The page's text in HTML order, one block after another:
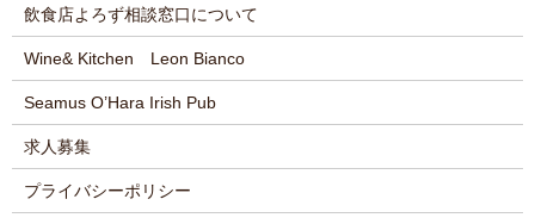
飲食店よろず相談窓口について
Wine& Kitchen Leon Bianco
Seamus O’Hara Irish Pub
求人募集
プライバシーポリシー